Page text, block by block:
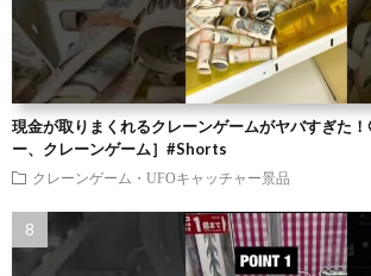
現金が取りまくれるクレーンゲームがヤバすぎた
ー、クレーンゲーム］#Shorts
クレーンゲーム・UFOキャッチャー景品